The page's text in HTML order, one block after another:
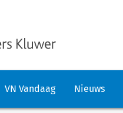
VN Vandaag Nieuws